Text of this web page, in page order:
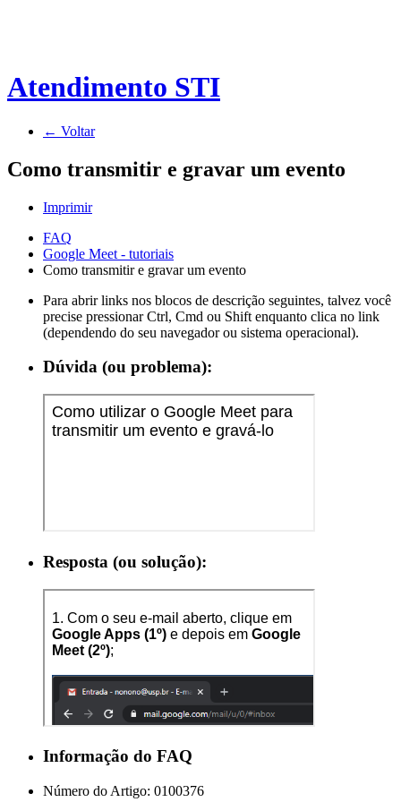
Atendimento STI
← Voltar
Como transmitir e gravar um evento
Imprimir
FAQ
Google Meet - tutoriais
Como transmitir e gravar um evento
Para abrir links nos blocos de descrição seguintes, talvez você
precise pressionar Ctrl, Cmd ou Shift enquanto clica no link
(dependendo do seu navegador ou sistema operacional).
Dúvida (ou problema):
Resposta (ou solução):
Informação do FAQ
Número do Artigo: 0100376